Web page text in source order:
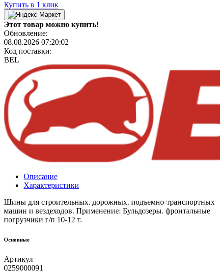
Купить в 1 клик
Этот товар можно купить!
Обновление:
08.08.2026 07:20:02
Код поставки:
BEL
Описание
Характеристики
Шины для строительных. дорожных. подъемно-транспортных
машин и вездеходов. Применение: Бульдозеры. фронтальные
погрузчики г/п 10-12 т.
Основные
Артикул
0259000091